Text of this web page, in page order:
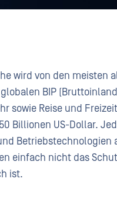
wird von den meisten
BIP
sowie Reise und
Billionen US-Dollar.
Betriebstechnologien
einfach nicht das
ist.